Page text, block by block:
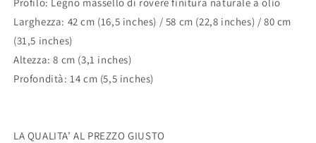
Larghezza: 42 cm (16,5 inches) / 58 cm (22,8 inches) / 80 cm
(31,5 inches)
Altezza: 8 cm (3,1 inches)
Profondità: 14 cm (5,5 inches)
LA QUALITA’ AL PREZZO GIUSTO